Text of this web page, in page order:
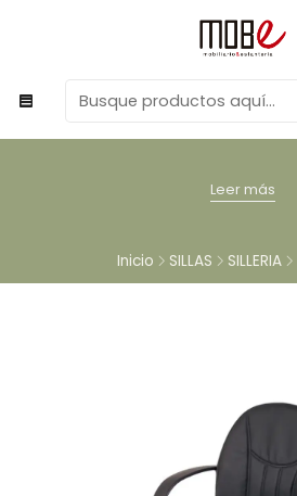
Leer más
Inicio SILLAS SILLERIA